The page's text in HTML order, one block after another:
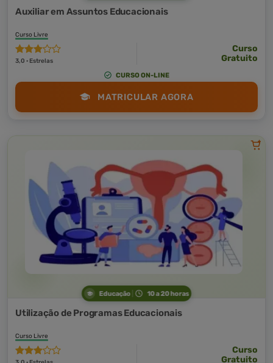
Auxiliar em Assuntos Educacionais
Curso Livre
3,0 · Estrelas
Curso
Gratuito
CURSO ON-LINE
MATRICULAR AGORA
Educação 10 a 20 horas
Utilização de Programas Educacionais
Curso Livre
Curso
Gratuito